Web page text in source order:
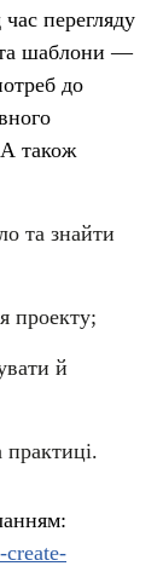
перегляду
та шаблони —
до
також
та знайти
проекту;
й
практиці.